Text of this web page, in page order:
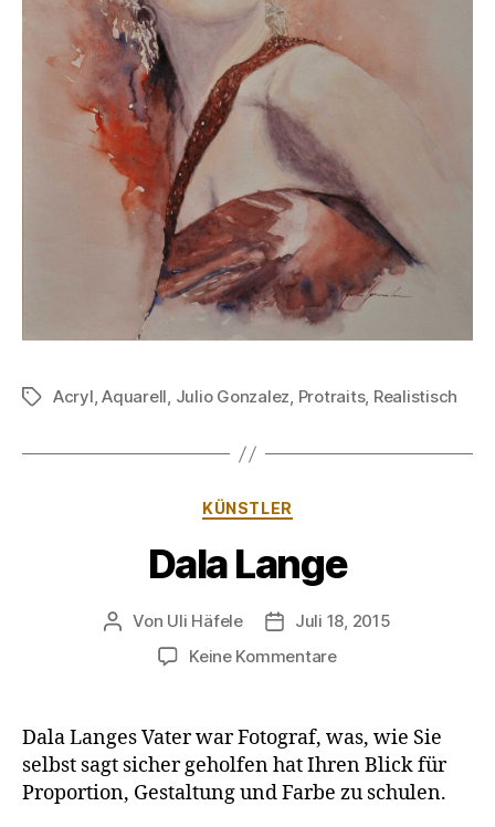
Schlagwörter
Acryl,Aquarell, Julio Gonzalez, Protraits, Realistisch
Kategorien
KÜNSTLER
Dala Lange
Beitragsautor
Von Uli Häfele Veröffentlichungsdatum
Juli 18, 2015
Keine Kommentarezu
Dala Langes Vater war Fotograf, was, wie Sie
selbst sagt sicher geholfen hat Ihren Blick für
Proportion, Gestaltung und Farbe zu schulen.